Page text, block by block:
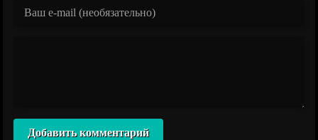
Добавить комментарий